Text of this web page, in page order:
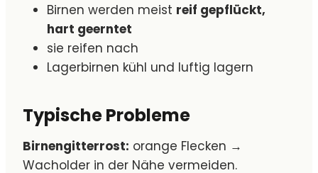
Birnen werden meist reif gepflückt,
hart geerntet
sie reifen nach
Lagerbirnen kühl und luftig lagern
Typische Probleme
Birnengitterrost: orange Flecken →
Wacholder in der Nähe vermeiden.